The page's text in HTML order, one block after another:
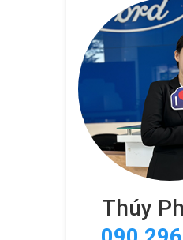
Thúy